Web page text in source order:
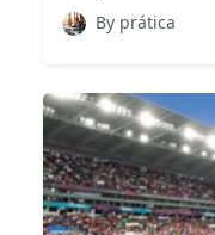
By prática